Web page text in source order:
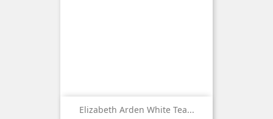
Elizabeth Arden White Tea...